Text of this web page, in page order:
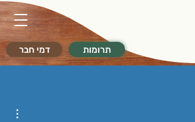
דמי חבר תרומות